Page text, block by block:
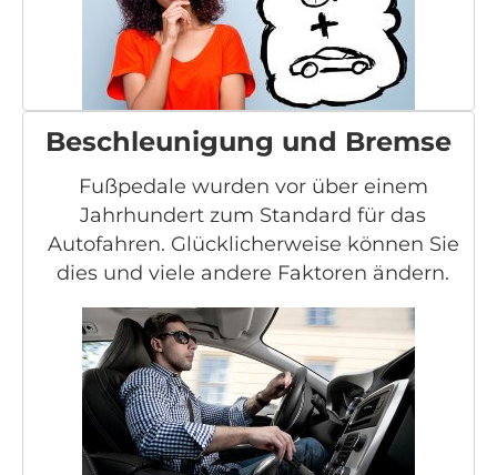
Beschleunigung und Bremse
Fußpedale wurden vor über einem
Jahrhundert zum Standard für das
Autofahren. Glücklicherweise können Sie
dies und viele andere Faktoren ändern.